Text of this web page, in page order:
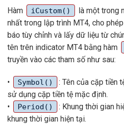
Hàm iCustom()
là một trong
nhất trong lập trình MT4, cho
báo tùy chỉnh và lấy dữ liệu từ
tên trên indicator MT4 bằng hàm
truyền vào các tham số như sau:
• Symbol()
: Tên của cặp tiền
sử dụng cặp tiền tệ mặc định.
•
Period()
: Khung thời gian
khung thời gian hiện tại.